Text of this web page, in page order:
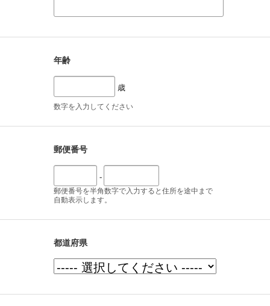
年齢
歳
数字を入力してください
郵便番号
-
郵便番号を半角数字で入力すると住所を途中まで
自動表示します。
都道府県